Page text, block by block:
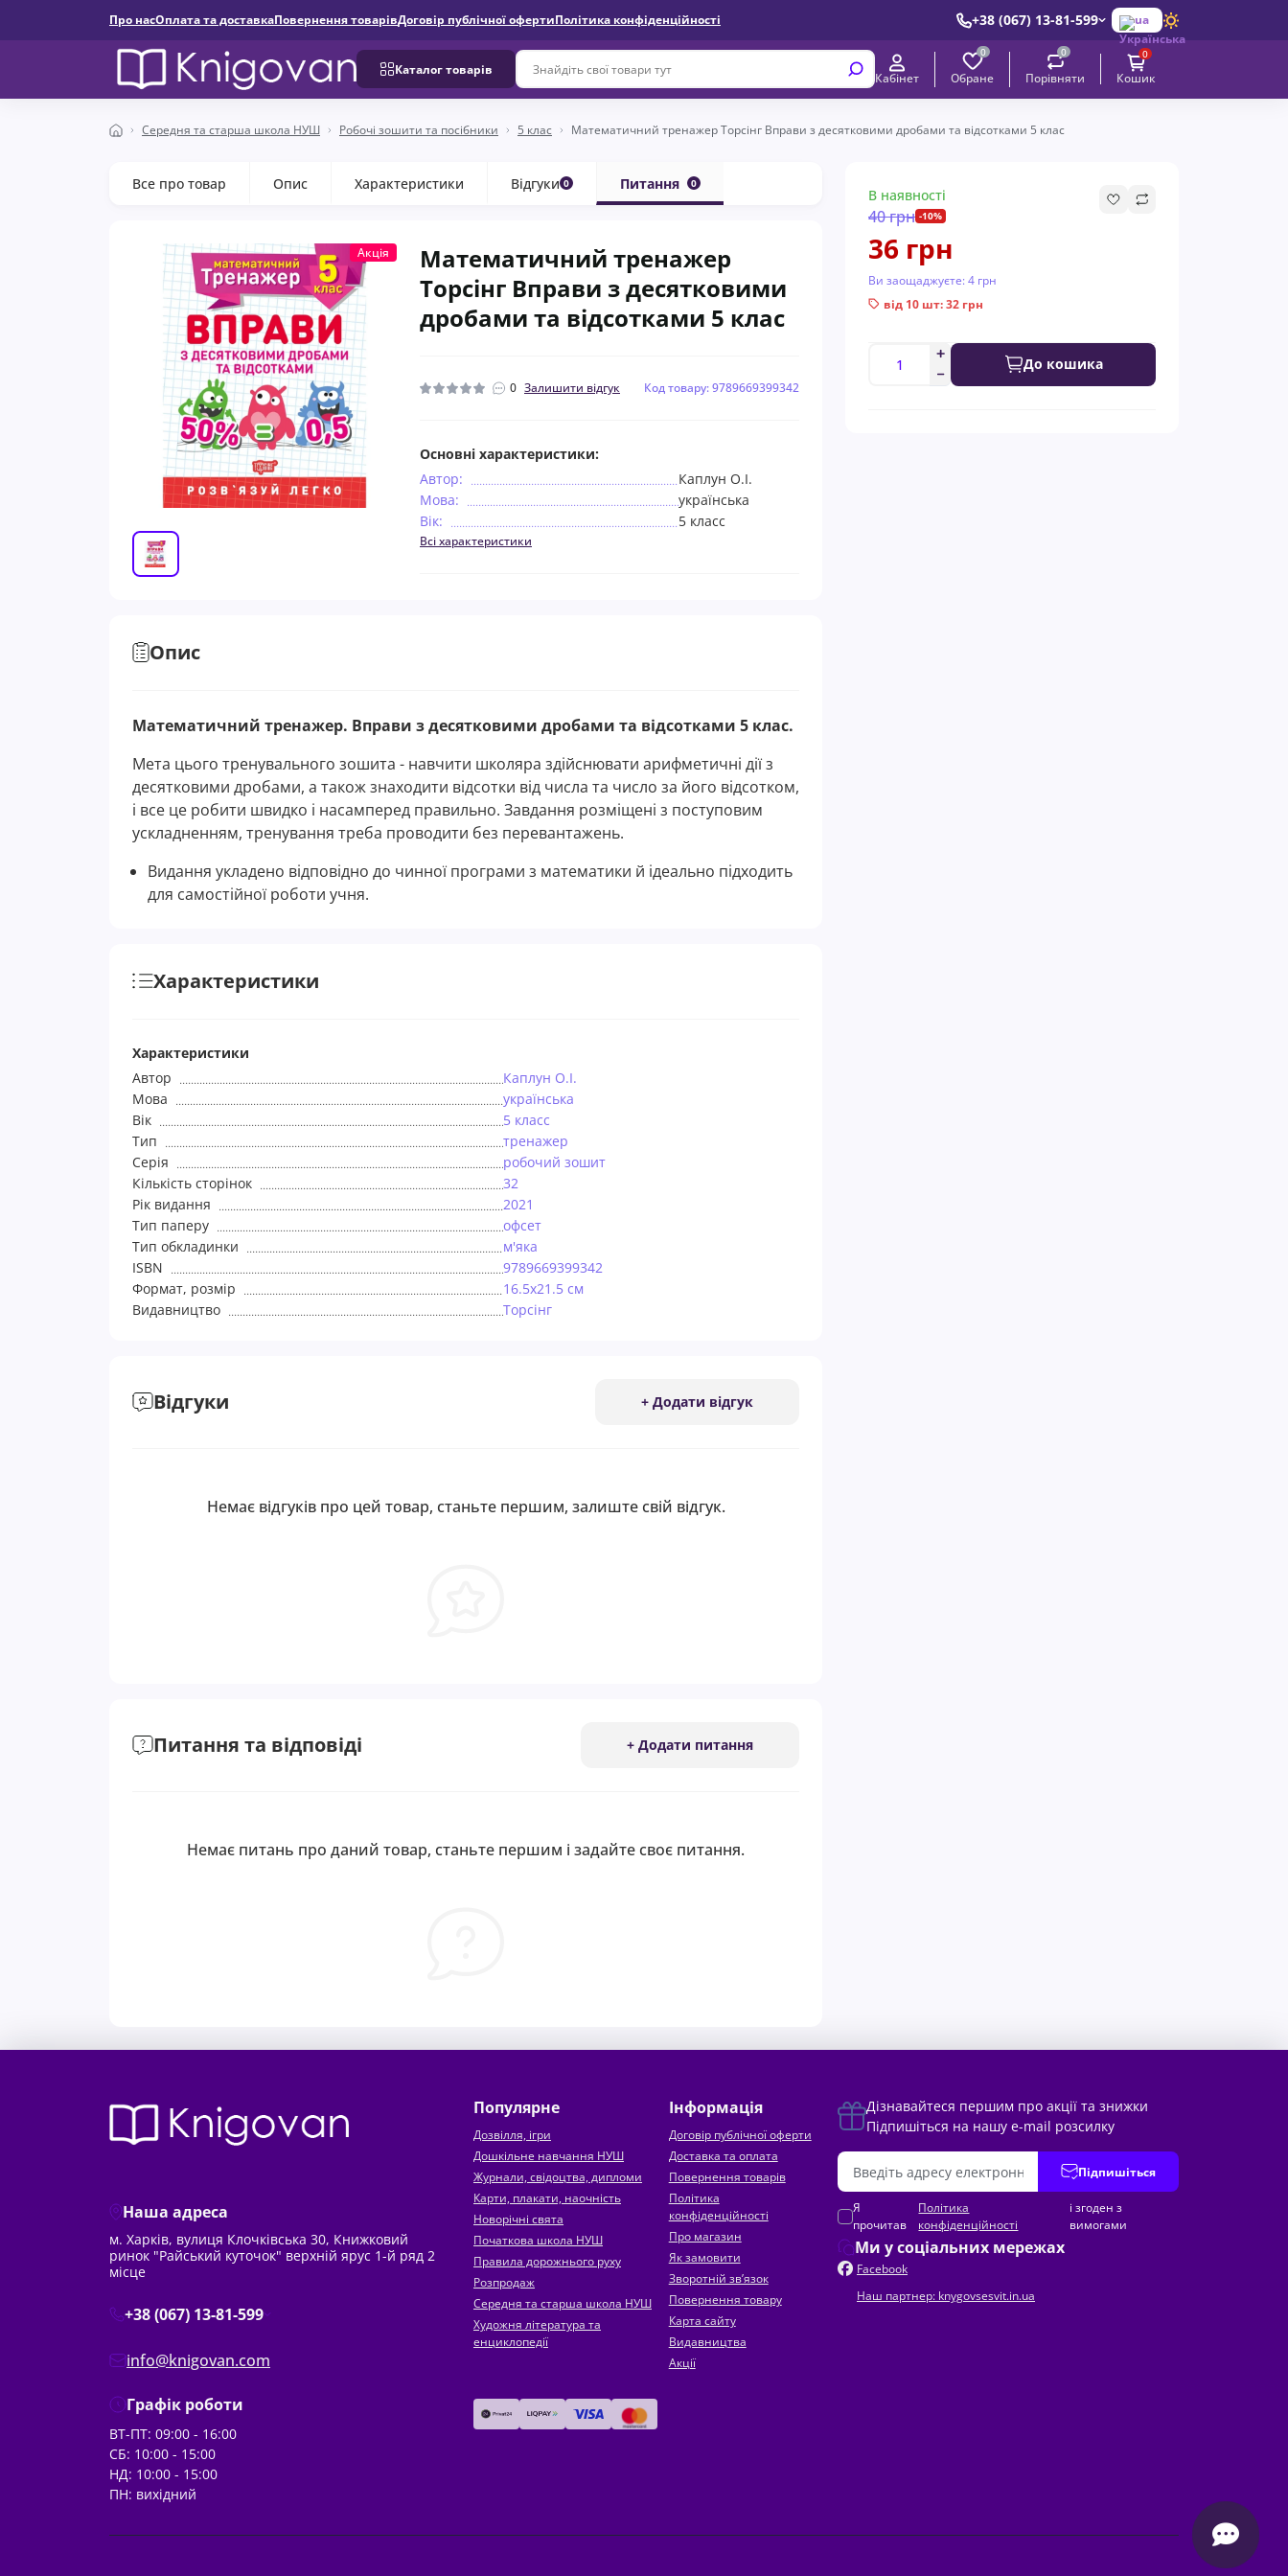
Про насОплата та доставкаПовернення товарівДоговір публічної офертиПолітика конфіденційності +38 (067) 13-81-599 ua
Каталог товарів
Кабінет
0
Обране
0
Порівняти
0
Кошик
Середня та старша школа НУШ Робочі зошити та посібники 5 клас Математичний тренажер Торсінг Вправи з десятковими дробами та відсотками 5 клас
Все про товар Опис Характеристики Відгуки 0 Питання 0
Акція
Математичний тренажер
Торсінг Вправи з десятковими
дробами та відсотками 5 клас
0 Залишити відгук Код товару: 9789669399342
В наявності
40 грн -10%
36 грн
Ви заощаджуєте:4 грн
від 10 шт: 32 грн
До кошика
Основні характеристики:
Автор:
Каплун О.І.
Мова:
українська
Вік:
5 класс
Всі характеристики
Опис
Математичний тренажер. Вправи з десятковими дробами та відсотками 5 клас.
Мета цього тренувального зошита - навчити школяра здійснювати арифметичні дії з
десятковими дробами, а також знаходити відсотки від числа та число за його відсотком,
і все це робити швидко і насамперед правильно. Завдання розміщені з поступовим
ускладненням, тренування треба проводити без перевантажень.
Видання укладено відповідно до чинної програми з математики й ідеально підходить
для самостійної роботи учня.
Характеристики
Характеристики
Автор
Каплун О.І.
Мова
українська
Вік
5 класс
Тип
тренажер
Серія
робочий зошит
Кількість сторінок
32
Рік видання
2021
Тип паперу
офсет
Тип обкладинки
м'яка
ISBN
9789669399342
Формат, розмір
16.5х21.5 см
Видавництво
Торсiнг
Відгуки + Додати відгук
Немає відгуків про цей товар, станьте першим, залиште свій відгук.
Питання та відповіді + Додати питання
Немає питань про даний товар, станьте першим і задайте своє питання.
Наша адреса
м. Харків, вулиця Клочківська 30, Книжковий
ринок "Райський куточок" верхній ярус 1-й ряд 2
місце
+38 (067) 13-81-599
info@knigovan.com
Графік роботи
ВТ-ПТ: 09:00 - 16:00
СБ: 10:00 - 15:00
НД: 10:00 - 15:00
ПН: вихідний
Популярне
Дозвілля, ігри
Дошкільне навчання НУШ
Журнали, свідоцтва, дипломи
Карти, плакати, наочність
Новорічні свята
Початкова школа НУШ
Правила дорожнього руху
Розпродаж
Середня та старша школа НУШ
Художня література та
енциклопедії
Інформація
Договір публічної оферти
Доставка та оплата
Повернення товарів
Політика
конфіденційності
Про магазин
Як замовити
Зворотній зв’язок
Повернення товару
Карта сайту
Видавництва
Акції
Ми у соціальних мережах
Facebook
Наш партнер: knygovsesvit.in.ua
Дізнавайтеся першим про акції та знижки
Підпишіться на нашу e-mail розсилку
Підпишіться
Я
прочитав
Політика
конфіденційності
і згоден з
вимогами